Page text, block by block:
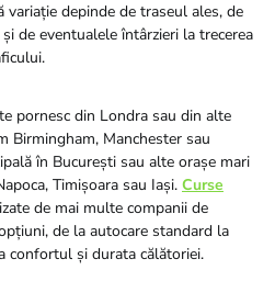
depinde de traseul ales, de
de eventualele întârzieri la trecerea
pornesc din Londra sau din alte
Birmingham, Manchester sau
în București sau alte orașe mari
Timișoara sau Iași. Curse
de mai multe companii de
de la autocare standard la
confortul și durata călătoriei.